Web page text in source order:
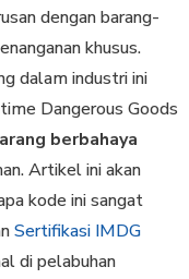
dengan barang-
khusus.
dalam industri ini
Dangerous Goods
berbahaya
Artikel ini akan
kode ini sangat
Sertifikasi IMDG
di pelabuhan